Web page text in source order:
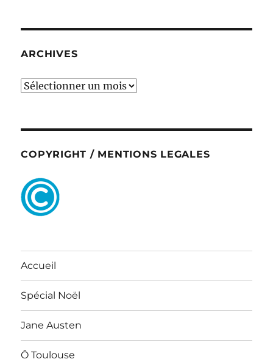
ARCHIVES
ARCHIVES
COPYRIGHT / MENTIONS LEGALES
Accueil
Spécial Noël
Jane Austen
Ô Toulouse